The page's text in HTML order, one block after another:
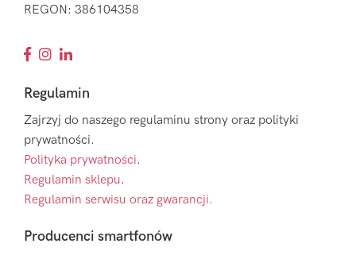
REGON: 386104358
Regulamin
Zajrzyj do naszego regulaminu strony oraz polityki
prywatności.
Polityka prywatności.
Regulamin sklepu.
Regulamin serwisu oraz gwarancji.
Producenci smartfonów